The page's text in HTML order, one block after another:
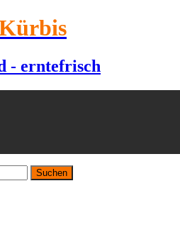
- erntefrisch